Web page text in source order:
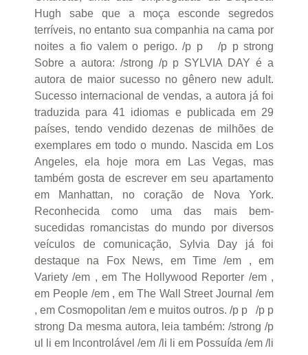
Hugh sabe que a moça esconde segredos
terríveis, no entanto sua companhia na cama por
noites a fio valem o perigo. /p p /p p strong
Sobre a autora: /strong /p p SYLVIA DAY é a
autora de maior sucesso no gênero new adult.
Sucesso internacional de vendas, a autora já foi
traduzida para 41 idiomas e publicada em 29
países, tendo vendido dezenas de milhões de
exemplares em todo o mundo. Nascida em Los
Angeles, ela hoje mora em Las Vegas, mas
também gosta de escrever em seu apartamento
em Manhattan, no coração de Nova York.
Reconhecida como uma das mais bem-
sucedidas romancistas do mundo por diversos
veículos de comunicação, Sylvia Day já foi
destaque na Fox News, em Time /em , em
Variety /em , em The Hollywood Reporter /em ,
em People /em , em The Wall Street Journal /em
, em Cosmopolitan /em e muitos outros. /p p /p p
strong Da mesma autora, leia também: /strong /p
ul li em Incontrolável /em /li li em Possuída /em /li